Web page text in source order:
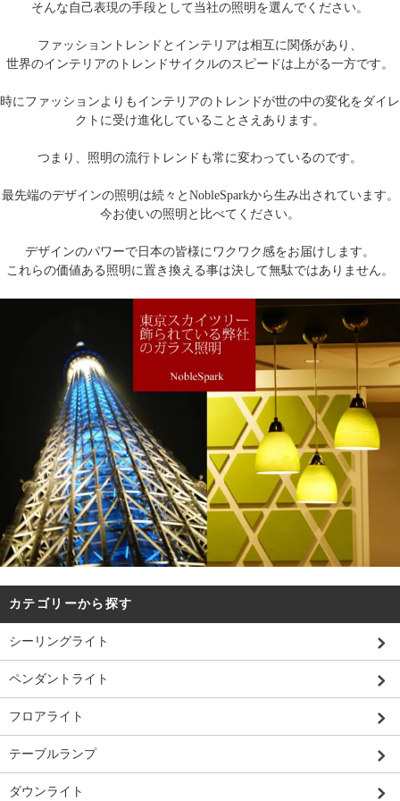
そんな自己表現の手段として当社の照明を選んでください。
ファッショントレンドとインテリアは相互に関係があり、
世界のインテリアのトレンドサイクルのスピードは上がる一方です。
時にファッションよりもインテリアのトレンドが世の中の変化をダイレ
クトに受け進化していることさえあります。
つまり、照明の流行トレンドも常に変わっているのです。
最先端のデザインの照明は続々とNobleSparkから生み出されています。
今お使いの照明と比べてください。
デザインのパワーで日本の皆様にワクワク感をお届けします。
これらの価値ある照明に置き換える事は決して無駄ではありません。
カテゴリーから探す
シーリングライト
ペンダントライト
フロアライト
テーブルランプ
ダウンライト